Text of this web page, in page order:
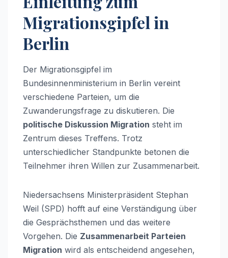
Migrationsgipfel in
Berlin
Der Migrationsgipfel im
Bundesinnenministerium in Berlin vereint
verschiedene Parteien, um die
Zuwanderungsfrage zu diskutieren. Die
politische Diskussion Migration steht im
Zentrum dieses Treffens. Trotz
unterschiedlicher Standpunkte betonen die
Teilnehmer ihren Willen zur Zusammenarbeit.
Niedersachsens Ministerpräsident Stephan
Weil (SPD) hofft auf eine Verständigung über
die Gesprächsthemen und das weitere
Vorgehen. Die Zusammenarbeit Parteien
Migration wird als entscheidend angesehen,